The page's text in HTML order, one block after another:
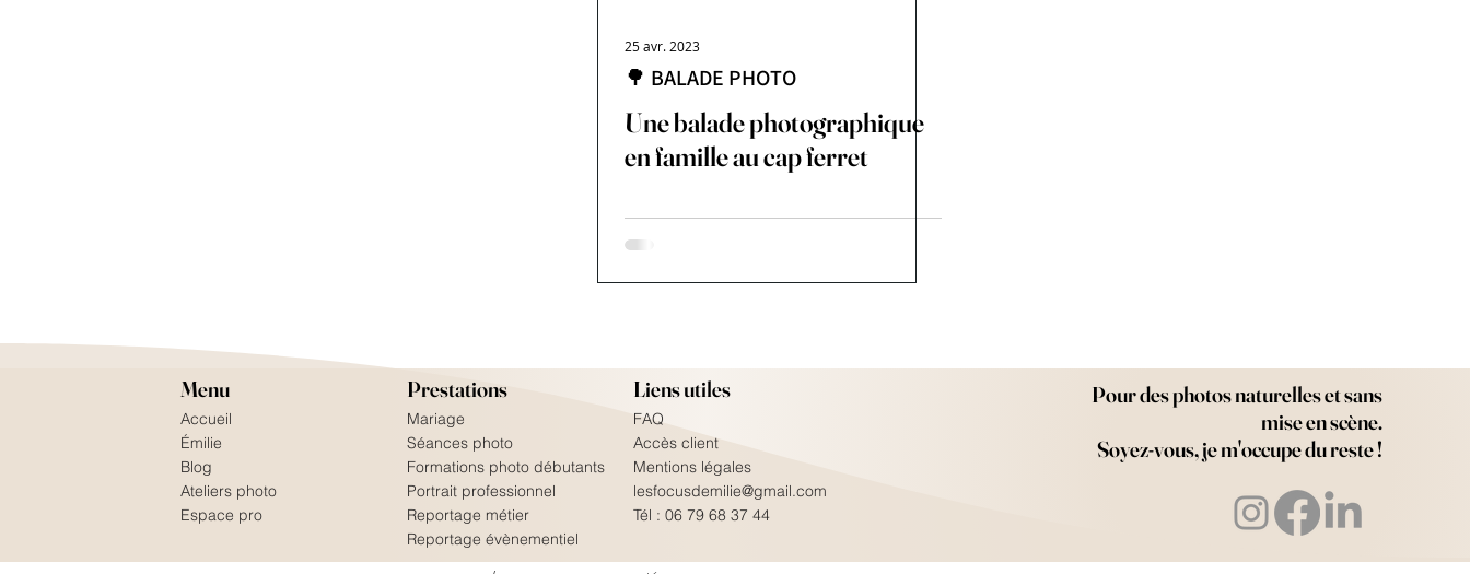
25 avr. 2023
🌳 BALADE PHOTO
Une balade photographique
en famille au cap ferret
Menu
Accueil
Émilie
Blog
Ateliers photo
Espace pro
Prestations
Mariage
Séances photo
Formations photo débutants
Portrait professionnel
Reportage métier
Reportage évènementiel
Liens utiles
FAQ
Accès client
Mentions légales
lesfocusdemilie@gmail.com​
Tél :06 79 68 37 44
Pour des photos naturelles et sans
mise en scène.
Soyez-vous, je m'occupe du reste !